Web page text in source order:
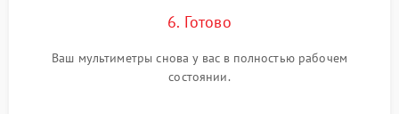
6. Готово
Ваш мультиметры снова у вас в полностью рабочем
состоянии.